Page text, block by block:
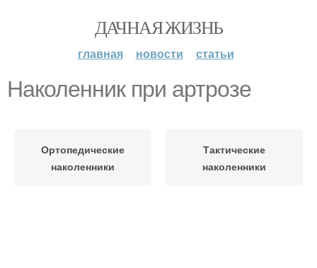
ДАЧНАЯ ЖИЗНЬ
главная новости статьи
Наколенник при артрозе
Ортопедические
наколенники
Тактические
наколенники